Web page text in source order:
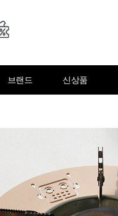
브랜드 신상품
ㅁ ㅂ ㅅ
그레고리